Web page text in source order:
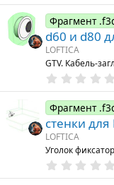
Фрагмент
d60 и d80
LOFTICA
GTV. Кабель-
Фрагмент
стенки
LOFTICA
Уголок